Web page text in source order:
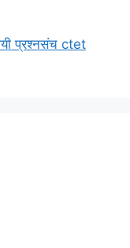
प्रश्नसंच ctet